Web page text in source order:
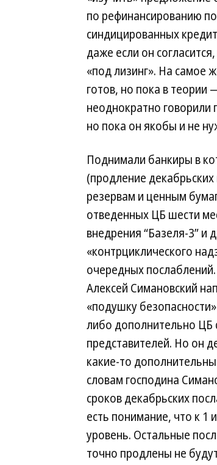
по рефинансированию
синдицированных
даже если он
«под лизинг». На самое
готов, но пока в теории
неоднократно говорили
но пока он якобы и не
Поднимали банкиры в
(продление
резервам и ценным
отведенных ЦБ шести
внедрения “Базеля-3” и
«контрциклического
очередных
Алексей Симановский
«подушку
либо дополнительно ЦБ
представителей. Но он
какие-то
словам господина
сроков декабрьских
есть понимание, что к 1
уровень. Остальные
точно продлены не